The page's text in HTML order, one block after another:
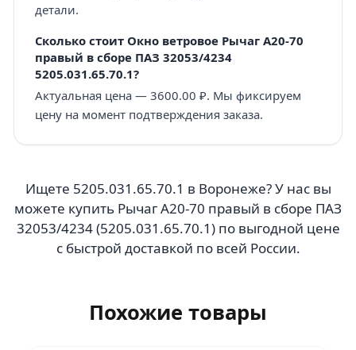
детали.
Сколько стоит Окно ветровое Рычаг А20-70
правый в сборе ПАЗ 32053/4234
5205.031.65.70.1?
Актуальная цена — 3600.00 ₽. Мы фиксируем
цену на момент подтверждения заказа.
Ищете 5205.031.65.70.1 в Воронеже? У нас вы
можете купить Рычаг А20-70 правый в сборе ПАЗ
32053/4234 (5205.031.65.70.1) по выгодной цене
с быстрой доставкой по всей России.
Похожие товары